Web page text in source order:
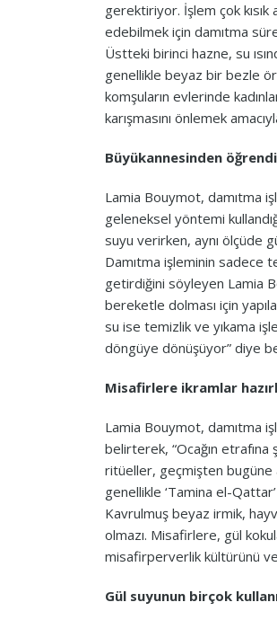
gerektiriyor. İşlem çok
edebilmek için damıtma
Üstteki birinci hazne, su
genellikle beyaz bir bezle
komşuların evlerinde
karışmasını önlemek
Büyükannesinden
Lamia Bouymot, damıtma
geleneksel yöntemi
suyu verirken, aynı ölçüde
Damıtma işleminin sadece
getirdiğini söyleyen Lamia
bereketle dolması için
su ise temizlik ve yıkama
döngüye dönüşüyor” diye
Misafirlere ikramlar
Lamia Bouymot, damıtma
belirterek, “Ocağın
ritüeller, geçmişten bugüne
genellikle ‘Tamina el-
Kavrulmuş beyaz irmik,
olmazı. Misafirlere, gül
misafirperverlik kültürünü
Gül suyunun birçok